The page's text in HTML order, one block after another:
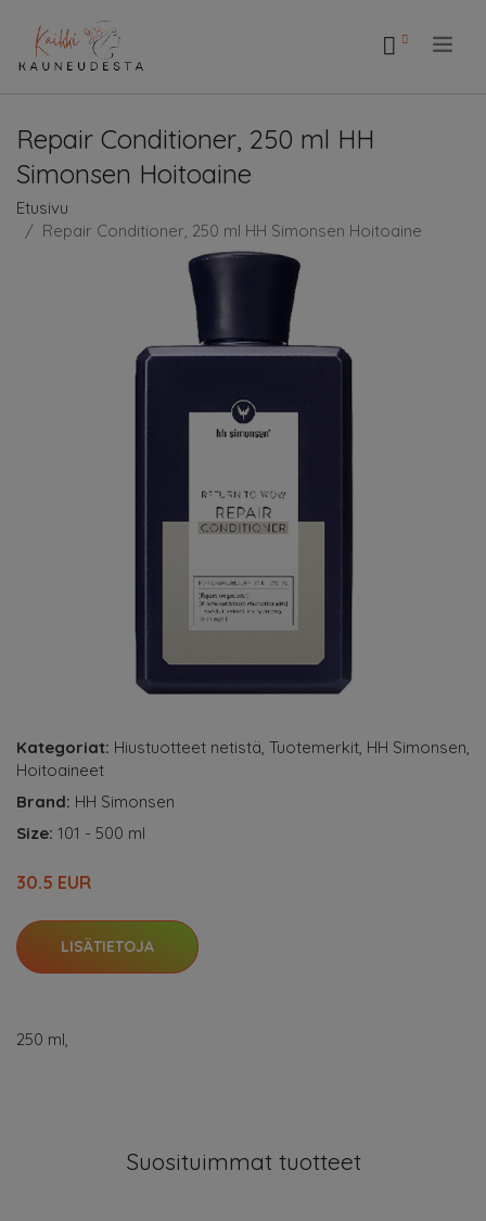
Repair Conditioner, 250 ml HH
Simonsen Hoitoaine
Etusivu
Repair Conditioner, 250 ml HH Simonsen Hoitoaine
Kategoriat: Hiustuotteet netistä, Tuotemerkit, HH Simonsen,
Hoitoaineet
Brand: HH Simonsen
Size: 101 - 500 ml
30.5 EUR
LISÄTIETOJA
250 ml,
Suosituimmat tuotteet